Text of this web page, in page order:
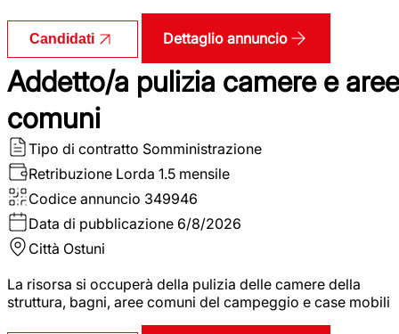
Candidati Dettaglio annuncio
Addetto/a pulizia camere e aree
comuni
Tipo di contratto Somministrazione
Retribuzione Lorda 1.5 mensile
Codice annuncio 349946
Data di pubblicazione 6/8/2026
Città Ostuni
La risorsa si occuperà della pulizia delle camere della
struttura, bagni, aree comuni del campeggio e case mobili